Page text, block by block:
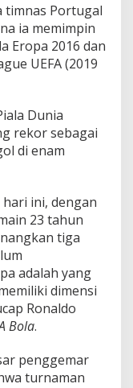
timnas Portugal
ia memimpin
Eropa 2016 dan
UEFA (2019
Dunia
rekor sebagai
di enam
ini, dengan
23 tahun
tiga
adalah yang
dimensi
Ronaldo
Bola.
penggemar
turnaman